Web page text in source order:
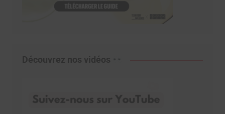
Découvrez nos vidéos